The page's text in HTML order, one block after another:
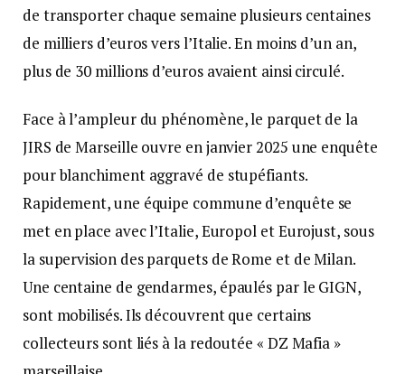
de transporter chaque semaine plusieurs centaines
de milliers d’euros vers l’Italie. En moins d’un an,
plus de 30 millions d’euros avaient ainsi circulé.
Face à l’ampleur du phénomène, le parquet de la
JIRS de Marseille ouvre en janvier 2025 une enquête
pour blanchiment aggravé de stupéfiants.
Rapidement, une équipe commune d’enquête se
met en place avec l’Italie, Europol et Eurojust, sous
la supervision des parquets de Rome et de Milan.
Une centaine de gendarmes, épaulés par le GIGN,
sont mobilisés. Ils découvrent que certains
collecteurs sont liés à la redoutée « DZ Mafia »